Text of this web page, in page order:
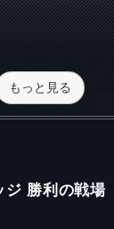
もっと見る
勝利の戦場